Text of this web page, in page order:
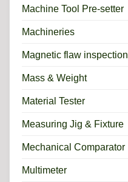
Machine Tool Pre-setter
Machineries
Magnetic flaw inspection
Mass & Weight
Material Tester
Measuring Jig & Fixture
Mechanical Comparator
Multimeter